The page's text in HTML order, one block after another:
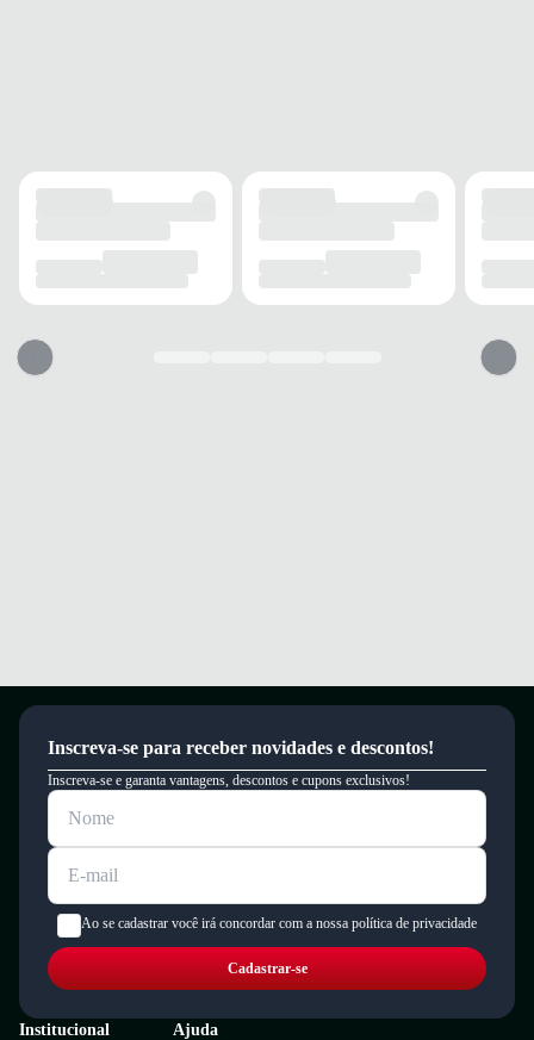
Inscreva-se para receber novidades e descontos!
Inscreva-se e garanta vantagens, descontos e cupons exclusivos!
Ao se cadastrar você irá concordar com a nossa política de privacidade
Cadastrar-se
Institucional
Ajuda